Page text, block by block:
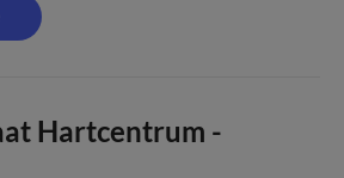
Hartcentrum -